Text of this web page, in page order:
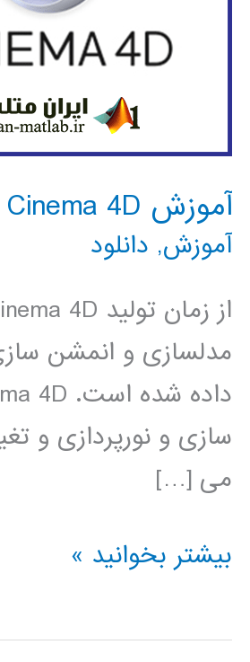
آموزش Cinema 4D سینما فوردی
آموزش, دانلود
سازی و نورپردازی و
می […]
آموزش
4D
بیشتر بخوانید »